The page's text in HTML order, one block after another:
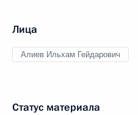
Лица
Алиев Ильхам Гейдарович
Статус материала